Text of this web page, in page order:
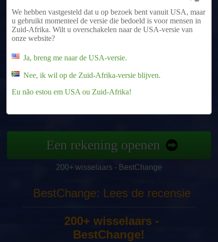
Vind de beste wisselaars en vergelijk hun
actuele tarieven
Wissel cryptocurrencies in voor PayPal,
Neteller, Skrill, Perfect Money en meer
Lees voor elke wisselaar andere
Een rekening openen
200+ wisselaars - BestChange
BestChange: Lees de recensie
200+ wisselaars -
BestChange!
We hebben vastgesteld dat u op bezoek bent vanuit USA, maar
u gebruikt momenteel de versie die bedoeld is voor mensen in
Zuid-Afrika. Wilt u overschakelen naar de USA-versie van
onze website?
Ja, breng me naar de USA-versie.
Nee, ik wil op de Zuid-Afrika-versie blijven.
Eu não estou em USA ou Zuid-Afrika!